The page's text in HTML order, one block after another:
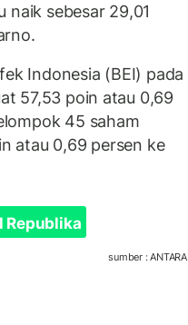
naik sebesar 29,01
Indonesia (BEI) pada
57,53 poin atau 0,69
45 saham
atau 0,69 persen ke
Republika
sumber : ANTARA